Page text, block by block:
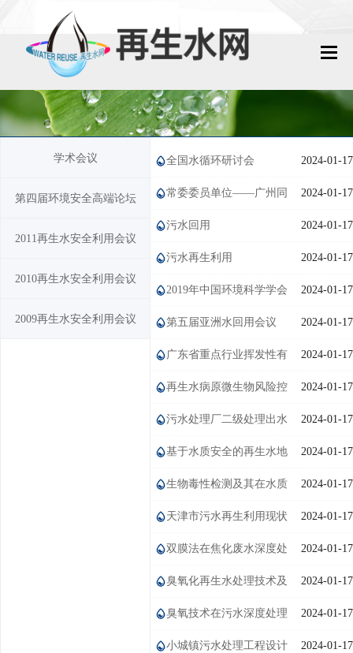
再生水动态
再生水知识
城镇污水回用
工业废水回用
技术资料
政策法规
学术会议
第四届环境安全高端论坛
2011再生水安全利用会议
2010再生水安全利用会议
2009再生水安全利用会议
2024-01-17
全国水循环研讨会
2024-01-17
常委委员单位——广州同
胜环保科技有限公司 2024-01-17
污水回用
2024-01-17
污水再生利用
2024-01-17
2019年中国环境科学学会
科学技术年会 2024-01-17
第五届亚洲水回用会议
2024-01-17
广东省重点行业挥发性有
机物排放量计算方法（试行）（征求
意见稿）
2024-01-17
再生水病原微生物风险控
制面临的新问题与技术需求 2024-01-17
污水处理厂二级处理出水
深度处理技术研究 2024-01-17
基于水质安全的再生水地
下回灌研究 2024-01-17
生物毒性检测及其在水质
安全评价中的应用 2024-01-17
天津市污水再生利用现状
分析与总结 2024-01-17
双膜法在焦化废水深度处
理中的应用 2024-01-17
臭氧化再生水处理技术及
其安全性评价研究 2024-01-17
臭氧技术在污水深度处理
中的应用 2024-01-17
小城镇污水处理工程设计